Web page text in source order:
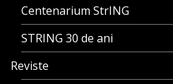
Centenarium StrING
STRING 30 de ani
Reviste